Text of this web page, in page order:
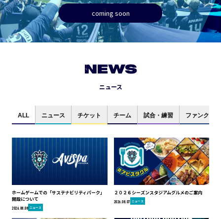
coming soon
NEWS
ニュース
ALL ニュース チケット チーム 試合・練習 ファンクラブ
ホームゲームでの「サステナビリティパーク」
開設について
2026.08.08 ニュース
２０２６シーズンスタジアムグルメのご案内
2026.08.07 ニュース